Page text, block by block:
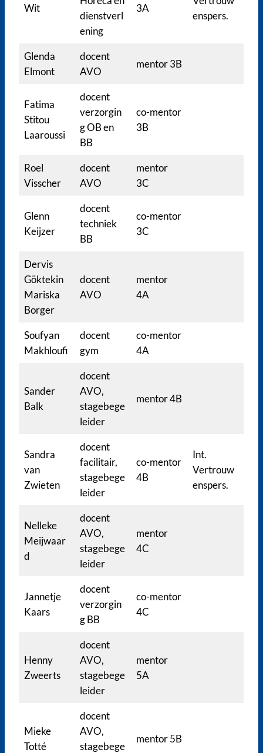
Wit
dienstverl
ening
3A
enspers.
Glenda
Elmont
docent
AVO
mentor 3B
Fatima
Stitou
Laaroussi
docent
verzorgin
g OB en
BB
co-mentor
3B
Roel
Visscher
docent
AVO
mentor
3C
Glenn
Keijzer
docent
techniek
BB
co-mentor
3C
Dervis
Göktekin
Mariska
Borger
docent
AVO
mentor
4A
Soufyan
Makhloufi
docent
gym
co-mentor
4A
Sander
Balk
docent
AVO,
stagebege
leider
mentor 4B
Sandra
van
Zwieten
docent
facilitair,
stagebege
leider
co-mentor
4B
Int.
Vertrouw
enspers.
Nelleke
Meijwaar
d
docent
AVO,
stagebege
leider
mentor
4C
Jannetje
Kaars
docent
verzorgin
g BB
co-mentor
4C
Henny
Zweerts
docent
AVO,
stagebege
leider
mentor
5A
Mieke
Totté
docent
AVO,
stagebege
mentor 5B